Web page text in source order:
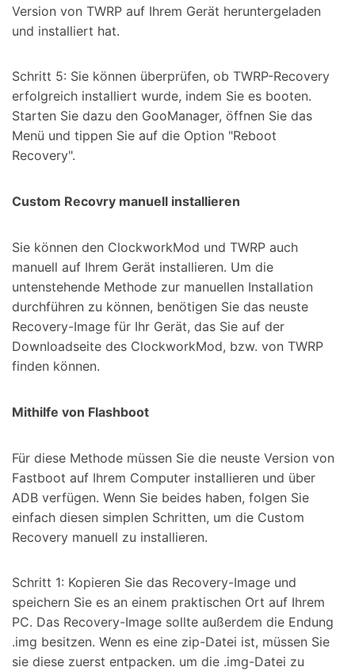
Version von TWRP auf Ihrem Gerät heruntergeladen
und installiert hat.
Schritt 5: Sie können überprüfen, ob TWRP-Recovery
erfolgreich installiert wurde, indem Sie es booten.
Starten Sie dazu den GooManager, öffnen Sie das
Menü und tippen Sie auf die Option "Reboot
Recovery".
Custom Recovry manuell installieren
Sie können den ClockworkMod und TWRP auch
manuell auf Ihrem Gerät installieren. Um die
untenstehende Methode zur manuellen Installation
durchführen zu können, benötigen Sie das neuste
Recovery-Image für Ihr Gerät, das Sie auf der
Downloadseite des ClockworkMod, bzw. von TWRP
finden können.
Mithilfe von Flashboot
Für diese Methode müssen Sie die neuste Version von
Fastboot auf Ihrem Computer installieren und über
ADB verfügen. Wenn Sie beides haben, folgen Sie
einfach diesen simplen Schritten, um die Custom
Recovery manuell zu installieren.
Schritt 1: Kopieren Sie das Recovery-Image und
speichern Sie es an einem praktischen Ort auf Ihrem
PC. Das Recovery-Image sollte außerdem die Endung
.img besitzen. Wenn es eine zip-Datei ist, müssen Sie
sie diese zuerst entpacken. um die .img-Datei zu